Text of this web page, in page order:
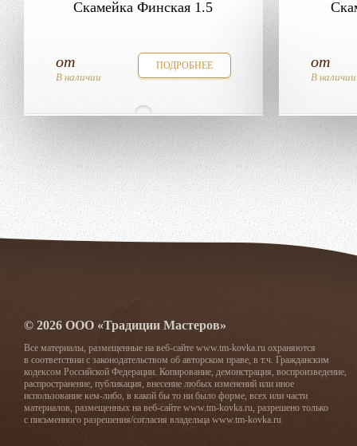
Скамейка Финская 1.5
от
В наличии
ПОДРОБНЕЕ от
В наличии
© 2026 ООО «Традиции Мастеров»
Все материалы, размещенные на веб-сайте www.tm-kovka.ru охраняются
в соответствии с законодательством об авторском праве, в т.ч. Гражданским
кодексом Российской Федерации. Копирование, демонстрация, воспроизведение,
распространение, публикация, внесение любых изменений или иное
использование кем-либо, в какой бы то ни было форме, всех или части
материалов, размещенных на веб-сайте www.tm-kovka.ru, разрешено только
с письменного разрешения/согласия владельца www.tm-kovka.ru